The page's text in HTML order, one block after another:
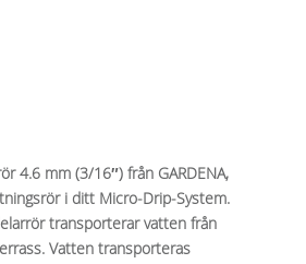
4.6 mm (3/16″) från GARDENA,
i ditt Micro-Drip-System.
transporterar vatten från
Vatten transporteras